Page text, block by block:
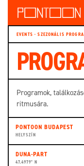
EVENTS · SZEZONÁLIS
Programok,
ritmusára.
PONTOON BUDAPEST
HELYSZÍN
DUNA-PART
47.4979° N